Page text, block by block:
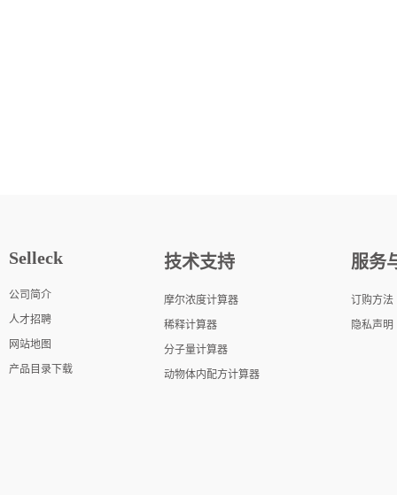
Selleck
公司简介
人才招聘
网站地图
产品目录下载
技术支持
摩尔浓度计算器
稀释计算器
分子量计算器
动物体内配方计算器
服务
订购方法
隐私声明